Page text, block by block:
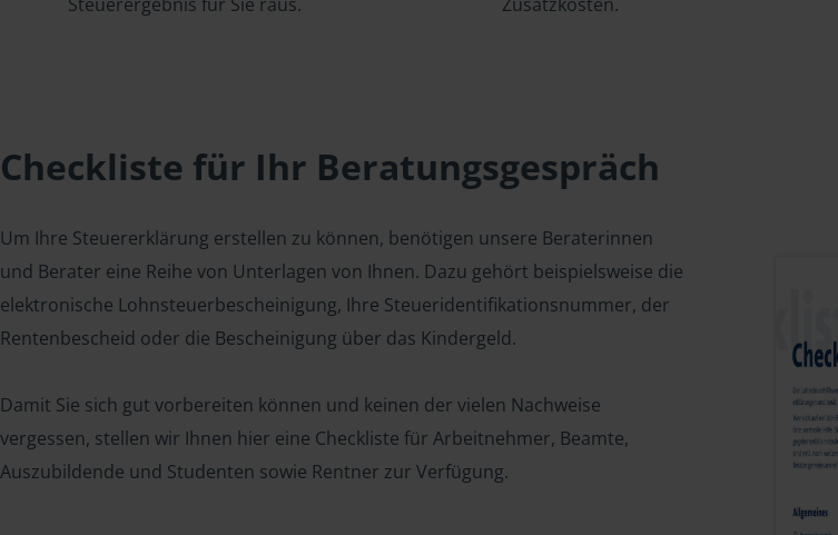
Checkliste für Ihr Beratungsgespräch
Um Ihre Steuererklärung erstellen zu können, benötigen unsere Beraterinnen
und Berater eine Reihe von Unterlagen von Ihnen. Dazu gehört beispielsweise die
elektronische Lohnsteuerbescheinigung, Ihre Steueridentifikationsnummer, der
Rentenbescheid oder die Bescheinigung über das Kindergeld.
Damit Sie sich gut vorbereiten können und keinen der vielen Nachweise
vergessen, stellen wir Ihnen hier eine Checkliste für Arbeitnehmer, Beamte,
Auszubildende und Studenten sowie Rentner zur Verfügung.